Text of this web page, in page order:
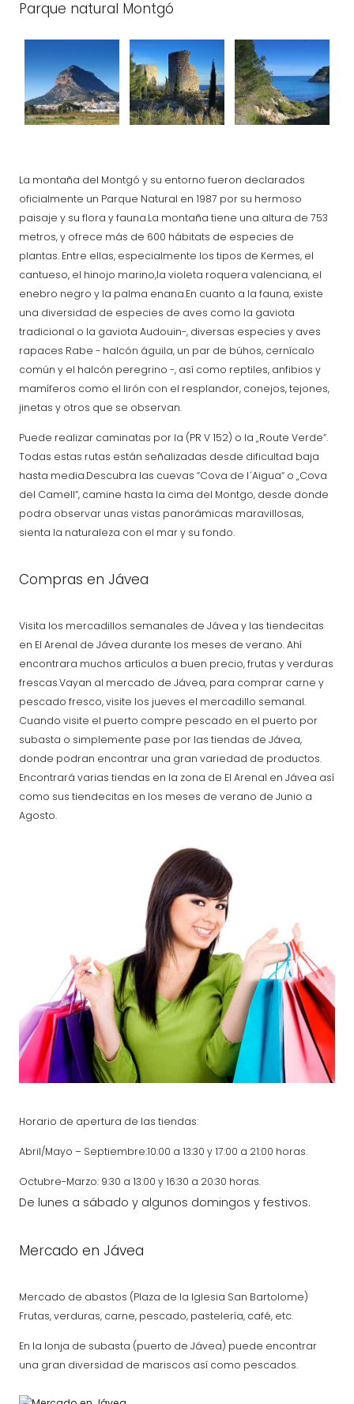
Parque natural Montgó
La montaña del Montgó y su entorno fueron declarados
oficialmente un Parque Natural en 1987 por su hermoso
paisaje y su flora y fauna.La montaña tiene una altura de 753
metros, y ofrece más de 600 hábitats de especies de
plantas. Entre ellas, especialmente los tipos de Kermes, el
cantueso, el hinojo marino,la violeta roquera valenciana, el
enebro negro y la palma enana.En cuanto a la fauna, existe
una diversidad de especies de aves como la gaviota
tradicional o la gaviota Audouin-, diversas especies y aves
rapaces Rabe - halcón águila, un par de búhos, cernícalo
común y el halcón peregrino -, así como reptiles, anfibios y
mamíferos como el lirón con el resplandor, conejos, tejones,
jinetas y otros que se observan.
Puede realizar caminatas por la (PR V 152) o la „Route Verde“.
Todas estas rutas están señalizadas desde dificultad baja
hasta media.Descubra las cuevas “Cova de l´Aigua“ o „Cova
del Camell“, camine hasta la cima del Montgo, desde donde
podra observar unas vistas panorámicas maravillosas,
sienta la naturaleza con el mar y su fondo.
Compras en Jávea
Visita los mercadillos semanales de Jávea y las tiendecitas
en El Arenal de Jávea durante los meses de verano. Ahí
encontrara muchos artículos a buen precio, frutas y verduras
frescas.Vayan al mercado de Jávea, para comprar carne y
pescado fresco, visite los jueves el mercadillo semanal.
Cuando visite el puerto compre pescado en el puerto por
subasta o simplemente pase por las tiendas de Jávea,
donde podran encontrar una gran variedad de productos.
Encontrará varias tiendas en la zona de El Arenal en Jávea así
como sus tiendecitas en los meses de verano de Junio a
Agosto.
Horario de apertura de las tiendas:
Abril/Mayo – Septiembre:10:00 a 13:30 y 17:00 a 21:00 horas.
Octubre-Marzo: 9:30 a 13:00 y 16:30 a 20:30 horas.
De lunes a sábado y algunos domingos y festivos.
Mercado en Jávea
Mercado de abastos (Plaza de la Iglesia San Bartolome)
Frutas, verduras, carne, pescado, pastelería, café, etc.
En la lonja de subasta (puerto de Jávea) puede encontrar
una gran diversidad de mariscos así como pescados.